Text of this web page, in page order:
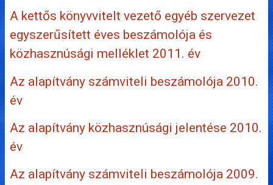
A kettős könyvvitelt vezető egyéb szervezet
egyszerűsített éves beszámolója és
közhasznúsági melléklet 2011. év
Az alapítvány számviteli beszámolója 2010.
év
Az alapítvány közhasznúsági jelentése 2010.
év
Az alapítvány számviteli beszámolója 2009.